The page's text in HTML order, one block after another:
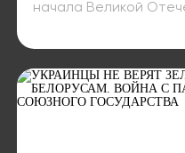
начала Великой